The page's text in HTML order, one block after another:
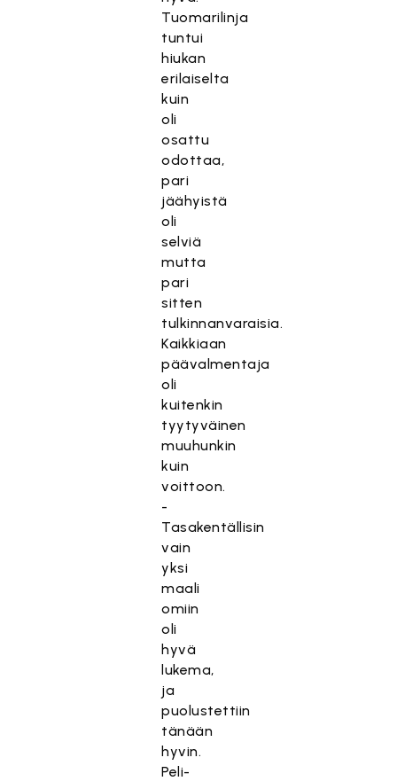
Tuomarilinja
tuntui
hiukan
erilaiselta
kuin
oli
osattu
odottaa,
pari
jäähyistä
oli
selviä
mutta
pari
sitten
tulkinnanvaraisia.
Kaikkiaan
päävalmentaja
oli
kuitenkin
tyytyväinen
muuhunkin
kuin
voittoon.
-
Tasakentällisin
vain
yksi
maali
omiin
oli
hyvä
lukema,
ja
puolustettiin
tänään
hyvin.
Peli-